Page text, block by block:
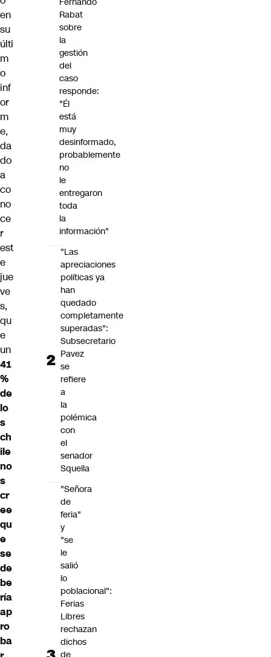
en
su
últi
m
o
inf
or
m
e,
da
do
a
co
no
ce
r
est
e
jue
ve
s,
qu
e
un
41
%
de
lo
s
ch
ile
no
s
cr
ee
qu
e
se
de
be
ría
ap
ro
ba
Rabat
sobre
la
gestión
del
caso
responde:
"Él
está
muy
desinformado,
probablemente
no
le
entregaron
toda
la
información"
"Las
apreciaciones
políticas ya
han
quedado
completamente
superadas":
Subsecretario
Pavez
se
refiere
a
la
polémica
con
el
senador
Squella
"Señora
de
feria"
y
"se
le
salió
lo
poblacional":
Ferias
Libres
rechazan
dichos
de